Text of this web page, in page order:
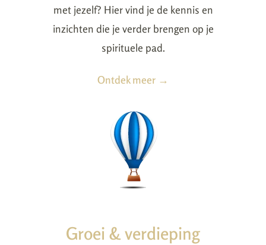
met jezelf? Hier vind je de kennis en
inzichten die je verder brengen op je
spirituele pad.
Ontdek meer →
Groei & verdieping